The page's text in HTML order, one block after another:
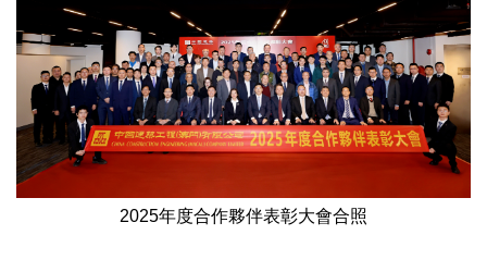
2025年度合作夥伴表彰大會合照